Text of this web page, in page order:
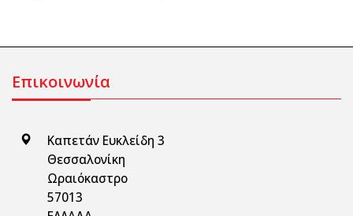
Επικοινωνία
Καπετάν Ευκλείδη 3
Θεσσαλονίκη
Ωραιόκαστρο
57013